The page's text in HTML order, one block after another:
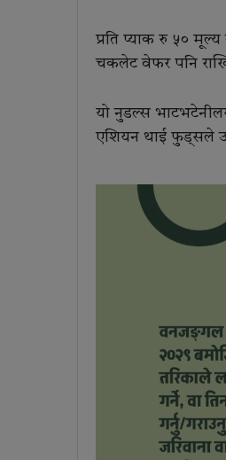
प्रति प्याक रु ५०
चकलेट वेफर पनि
यो नुडल्स
एशियन थाई फुड्सले